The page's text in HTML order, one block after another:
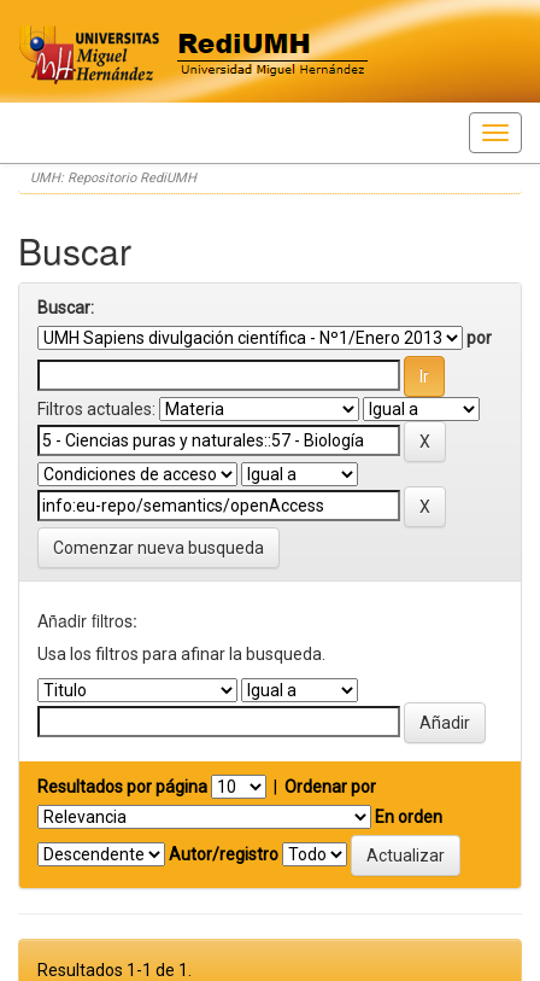
Skip
navigation
UMH: Repositorio RediUMH
Buscar
Buscar:
por
Filtros actuales:
Comenzar nueva busqueda
Añadir filtros:
Usa los filtros para afinar la busqueda.
Resultados por página
Ordenar por
En orden
Autor/registro
Resultados 1-1 de 1.